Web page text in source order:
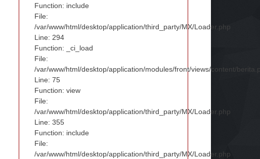
Function: include
File:
/var/www/html/desktop/application/third_party/MX/Loader.php
Line: 294
Function: _ci_load
File:
/var/www/html/desktop/application/modules/front/views/content/
Line: 75
Function: view
File:
/var/www/html/desktop/application/third_party/MX/Loader.php
Line: 355
Function: include
File:
/var/www/html/desktop/application/third_party/MX/Loader.php